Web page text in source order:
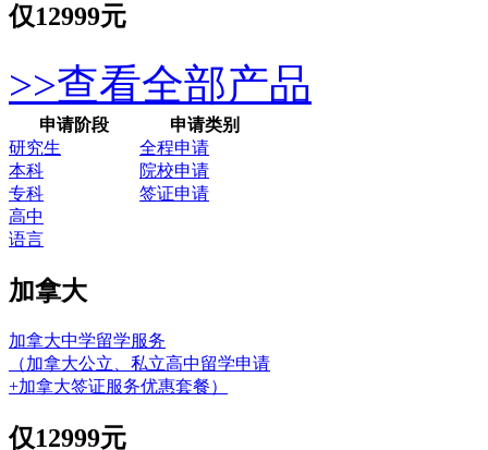
仅12999元
>>查看全部产品
申请阶段
申请类别
研究生
全程申请
本科
院校申请
专科
签证申请
高中
语言
加拿大
加拿大中学留学服务
（加拿大公立、私立高中留学申请
+加拿大签证服务优惠套餐）
仅12999元